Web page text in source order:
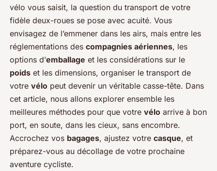
vélo vous saisit, la question du transport de votre
fidèle deux-roues se pose avec acuité. Vous
envisagez de l’emmener dans les airs, mais entre les
réglementations des compagnies aériennes, les
options d’emballage et les considérations sur le
poids et les dimensions, organiser le transport de
votre vélo peut devenir un véritable casse-tête. Dans
cet article, nous allons explorer ensemble les
meilleures méthodes pour que votre vélo arrive à bon
port, en soute, dans les cieux, sans encombre.
Accrochez vos bagages, ajustez votre casque, et
préparez-vous au décollage de votre prochaine
aventure cycliste.